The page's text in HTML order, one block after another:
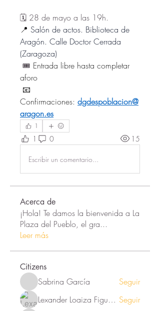
🗓️ 28 de mayo a las 19h.
📍 Salón de actos. Biblioteca de
Aragón. Calle Doctor Cerrada
(Zaragoza)
🎟️ Entrada libre hasta completar
aforo
📧
Confirmaciones: dgdespoblacion@
aragon.es
1
1 0 15
Escribir un comentario...
Acerca de
¡Hola! Te damos la bienvenida a La
Plaza del Pueblo, el gra...
Leer más
Citizens
Sabrina García
Seguir
Lexander Loaiza Figueroa Seguir